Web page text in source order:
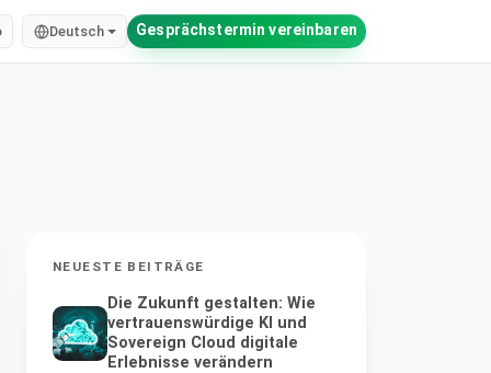
Deutsch Gesprächstermin vereinbaren
NEUESTE BEITRÄGE
Die Zukunft gestalten: Wie
vertrauenswürdige KI und
Sovereign Cloud digitale
Erlebnisse verändern